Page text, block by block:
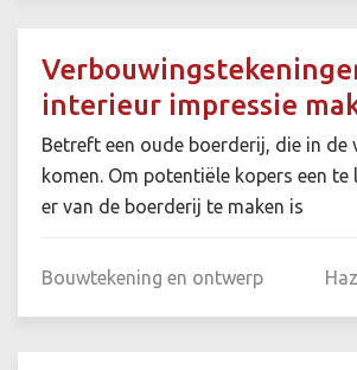
interieur impressie
Betreft een oude boerderij, die in de
komen. Om potentiële kopers een te
er van de boerderij te maken is
Bouwtekening en ontwerp